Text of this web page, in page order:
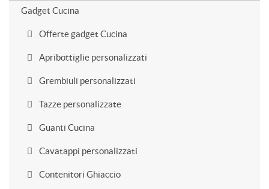
Gadget Cucina
Offerte gadget Cucina
Apribottiglie personalizzati
Grembiuli personalizzati
Tazze personalizzate
Guanti Cucina
Cavatappi personalizzati
Contenitori Ghiaccio